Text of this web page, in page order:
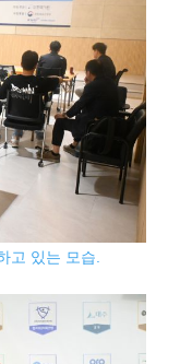
고 있는 모습.